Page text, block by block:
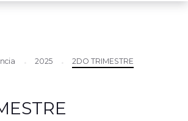
2025 2DO TRIMESTRE